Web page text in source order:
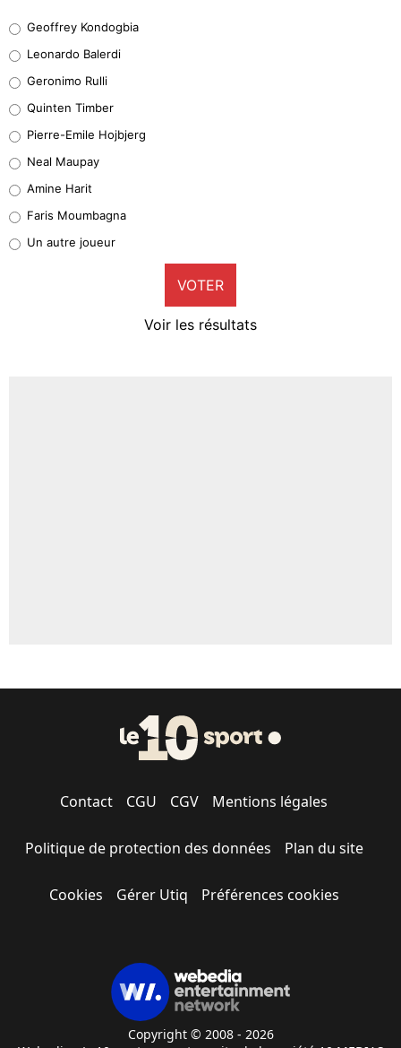
38%
32%
5%
1%
9%
Geoffrey Kondogbia
Leonardo Balerdi
Geronimo Rulli
Quinten Timber
Pierre-Emile Hojbjerg
Neal Maupay
Amine Harit
Faris Moumbagna
Un autre joueur
VOTER
Voir les résultats
Contact CGU CGV Mentions légales
Politique de protection des données Plan du site
Cookies Gérer Utiq Préférences cookies
Copyright © 2008 - 2026